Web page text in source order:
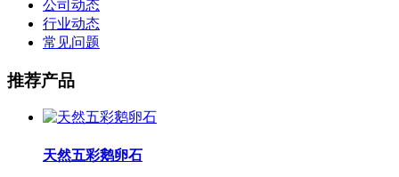
公司动态
行业动态
常见问题
推荐产品
天然五彩鹅卵石